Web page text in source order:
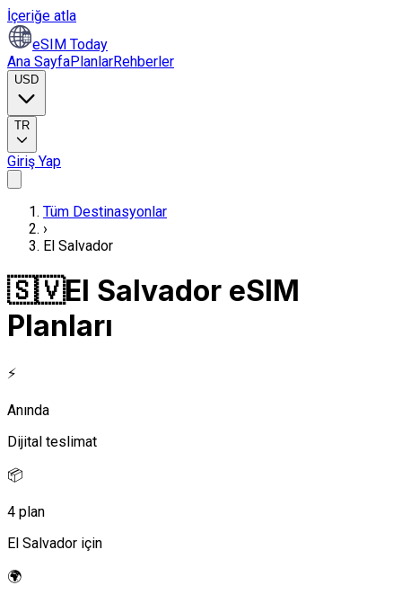
İçeriğe atla
eSIM Today
Ana SayfaPlanlarRehberler
USD
TR
Giriş Yap
Tüm Destinasyonlar
›
El Salvador
🇸🇻El Salvador eSIM
Planları
⚡
Anında
Dijital teslimat
📦
4 plan
El Salvador için
🌍